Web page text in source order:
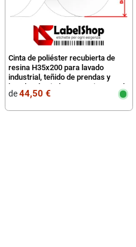
Cinta de poliéster recubierta de
resina H35x200 para lavado
industrial, teñido de prendas y
lavado a la piedra para etiquetas de
de44,50 €